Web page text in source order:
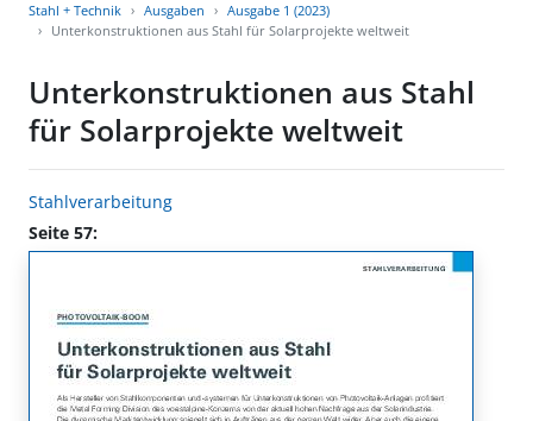
Stahl + Technik Ausgaben
Ausgabe 1 (2023)
Unterkonstruktionen aus Stahl für Solarprojekte weltweit
Unterkonstruktionen aus Stahl
für Solarprojekte weltweit
Stahlverarbeitung
Seite 57: